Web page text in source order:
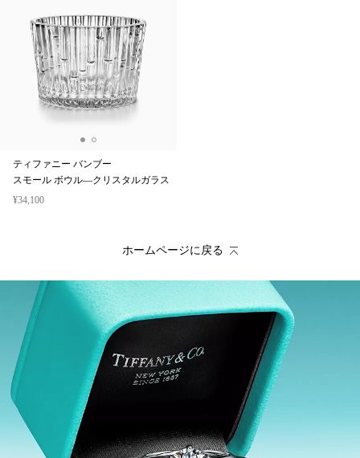
ティファニー バンブー
スモール ボウル—クリスタルガラス
¥34,100
ホームページに戻る